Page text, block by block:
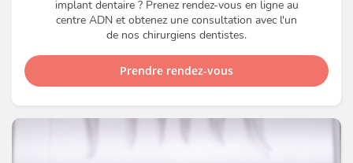
implant dentaire ? Prenez rendez-vous en ligne au
centre ADN et obtenez une consultation avec l'un
de nos chirurgiens dentistes.
Prendre rendez-vous